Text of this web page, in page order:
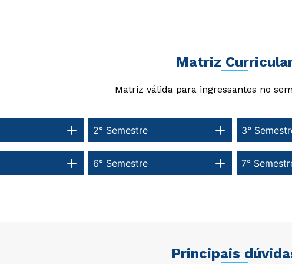
Matriz
Matriz válida para ingressantes no
7°
6° Semestre
3°
2° Semestre
Principais